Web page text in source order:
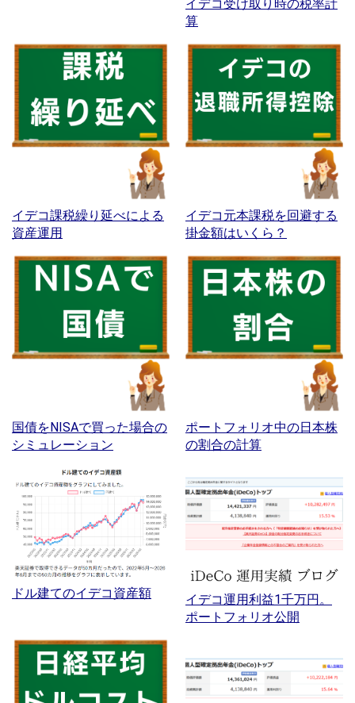
イデコ受け取り時の税率計
算
イデコ課税繰り延べによる
資産運用
イデコ元本課税を回避する
掛金額はいくら？
国債をNISAで買った場合の
シミュレーション
ポートフォリオ中の日本株
の割合の計算
ドル建てのイデコ資産額
イデコ運用利益1千万円。
ポートフォリオ公開